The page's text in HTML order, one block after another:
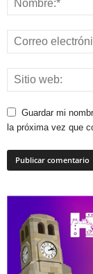
Guardar mi
la próxima vez que